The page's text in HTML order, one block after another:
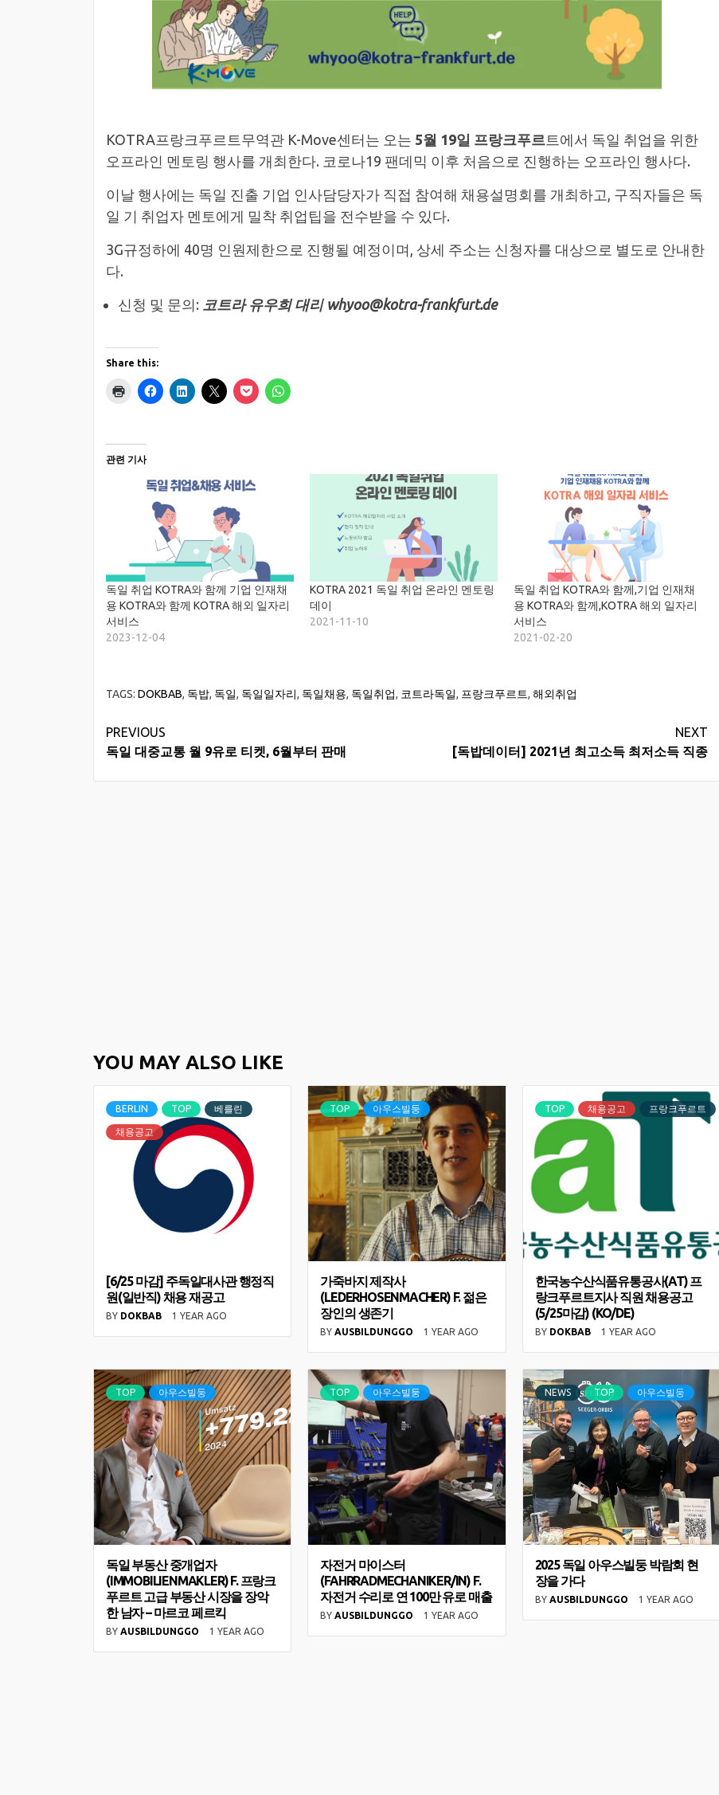
KOTRA프랑크푸르트무역관 K-Move센터는 오는 5월 19일 프랑크푸르트에서 독일 취업을 위한
오프라인 멘토링 행사를 개최한다. 코로나19 팬데믹 이후 처음으로 진행하는 오프라인 행사다.
이날 행사에는 독일 진출 기업 인사담당자가 직접 참여해 채용설명회를 개최하고, 구직자들은 독
일 기 취업자 멘토에게 밀착 취업팁을 전수받을 수 있다.
3G규정하에 40명 인원제한으로 진행될 예정이며, 상세 주소는 신청자를 대상으로 별도로 안내한
다.
신청 및 문의: 코트라 유우희 대리 whyoo@kotra-frankfurt.de
Share this:
관련 기사
독일 취업 KOTRA와 함께 기업 인재채
용 KOTRA와 함께 KOTRA 해외 일자리
서비스
2023-12-04
KOTRA 2021 독일 취업 온라인 멘토링
데이
2021-11-10
독일 취업 KOTRA와 함께,기업 인재채
용 KOTRA와 함께,KOTRA 해외 일자리
서비스
2021-02-20
TAGS: DOKBAB, 독밥, 독일, 독일일자리, 독일채용, 독일취업, 코트라독일, 프랑크푸르트, 해외취업
Continue
Reading
PREVIOUS
독일 대중교통 월 9유로 티켓, 6월부터 판매
NEXT
[독밥데이터] 2021년 최고소득 최저소득 직종
YOU MAY ALSO LIKE
BERLIN TOP 베를린
채용공고
[6/25 마감] 주독일대사관 행정직
원(일반직) 채용 재공고
BY DOKBAB 1 YEAR AGO
TOP 아우스빌둥
가죽바지 제작사
(LEDERHOSENMACHER) F. 젊은
장인의 생존기
BY AUSBILDUNGGO 1 YEAR AGO
TOP 채용공고 프랑크푸르트
한국농수산식품유통공사(AT) 프
랑크푸르트지사 직원 채용공고
(5/25마감) (KO/DE)
BY DOKBAB 1 YEAR AGO
TOP 아우스빌둥
독일 부동산 중개업자
(IMMOBILIENMAKLER) F. 프랑크
푸르트 고급 부동산 시장을 장악
한 남자 – 마르코 페르킥
BY AUSBILDUNGGO 1 YEAR AGO
TOP 아우스빌둥
자전거 마이스터
(FAHRRADMECHANIKER/IN) F.
자전거 수리로 연 100만 유로 매출
BY AUSBILDUNGGO 1 YEAR AGO
NEWS TOP 아우스빌둥
2025 독일 아우스빌둥 박람회 현
장을 가다
BY AUSBILDUNGGO 1 YEAR AGO